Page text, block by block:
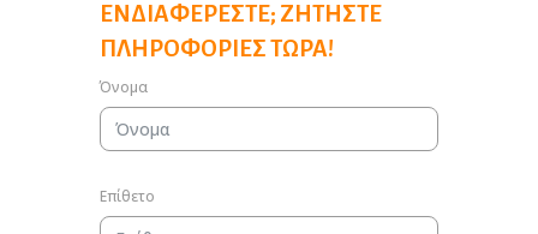
ΕΝΔΙΑΦΈΡΕΣΤΕ; ΖΗΤΉΣΤΕ
ΠΛΗΡΟΦΟΡΊΕΣ ΤΏΡΑ!
Όνομα
Επίθετο